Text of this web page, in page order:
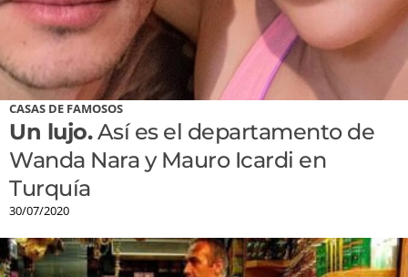
CASAS DE FAMOSOS
Un lujo.Así es el departamento de
Wanda Nara y Mauro Icardi en
Turquía
30/07/2020